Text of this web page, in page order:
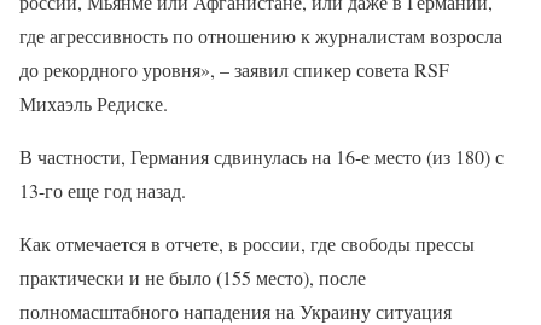
где агрессивность по отношению к журналистам возросла
до рекордного уровня», – заявил спикер совета RSF
Михаэль Редиске.
В частности, Германия сдвинулась на 16-е место (из 180) с
13-го еще год назад.
Как отмечается в отчете, в россии, где свободы прессы
практически и не было (155 место), после
полномасштабного нападения на Украину ситуация